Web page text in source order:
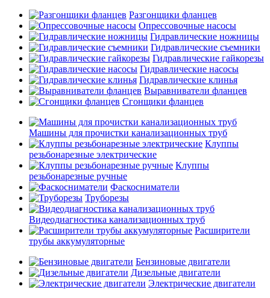
Разгонщики фланцев
Опрессовочные насосы
Гидравлические ножницы
Гидравлические съемники
Гидравлические гайкорезы
Гидравлические насосы
Гидравлические клинья
Выравниватели фланцев
Сгонщики фланцев
Машины для прочистки канализационных труб
Клуппы
резьбонарезные электрические
Клуппы
резьбонарезные ручные
Фаскосниматели
Труборезы
Видеодиагностика канализационных труб
Расширители
трубы аккумуляторные
Бензиновые двигатели
Дизельные двигатели
Электрические двигатели